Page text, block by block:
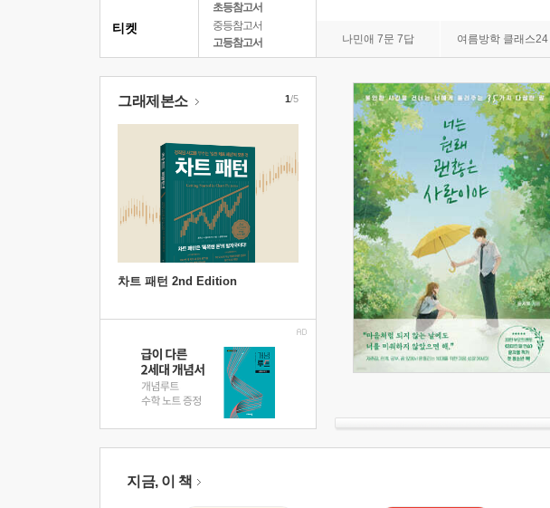
초등참고서
중등참고서
고등참고서
나민애 7문 7답 여름방학 클래스24
티켓
그래제본소
차트 패턴 2nd Edition
1/5
지금, 이 책